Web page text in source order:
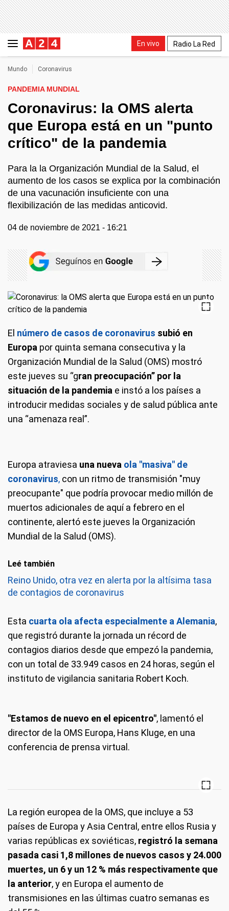
En vivo Radio La Red
Mundo Coronavirus
PANDEMIA MUNDIAL
Coronavirus: la OMS alerta
que Europa está en un "punto
crítico" de la pandemia
Para la la Organización Mundial de la Salud, el
aumento de los casos se explica por la combinación
de una vacunación insuficiente con una
flexibilización de las medidas anticovid.
04 de noviembre de 2021 - 16:21
El número de casos de coronavirus subió en
Europa por quinta semana consecutiva y la
Organización Mundial de la Salud (OMS) mostró
este jueves su “gran preocupación” por la
situación de la pandemia e instó a los países a
introducir medidas sociales y de salud pública ante
una “amenaza real”.
Europa atraviesa una nueva ola "masiva" de
coronavirus, con un ritmo de transmisión "muy
preocupante" que podría provocar medio millón de
muertos adicionales de aquí a febrero en el
continente, alertó este jueves la Organización
Mundial de la Salud (OMS).
Leé también
Reino Unido, otra vez en alerta por la altísima tasa
de contagios de coronavirus
Esta cuarta ola afecta especialmente a Alemania,
que registró durante la jornada un récord de
contagios diarios desde que empezó la pandemia,
con un total de 33.949 casos en 24 horas, según el
instituto de vigilancia sanitaria Robert Koch.
"Estamos de nuevo en el epicentro", lamentó el
director de la OMS Europa, Hans Kluge, en una
conferencia de prensa virtual.
La región europea de la OMS, que incluye a 53
países de Europa y Asia Central, entre ellos Rusia y
varias repúblicas ex soviéticas, registró la semana
pasada casi 1,8 millones de nuevos casos y 24.000
muertes, un 6 y un 12 % más respectivamente que
la anterior, y en Europa el aumento de
transmisiones en las últimas cuatro semanas es